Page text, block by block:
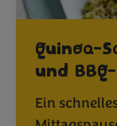
Quinoa-
und
Ein